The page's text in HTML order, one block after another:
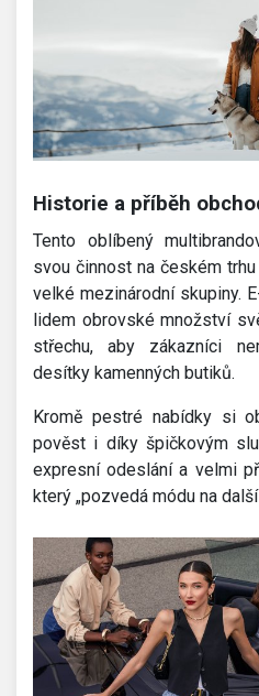
Historie a příběh
Tento oblíbený
svou činnost na českém
velké mezinárodní skupiny.
lidem obrovské množství
střechu, aby zákazníci
desítky kamenných butiků.
Kromě pestré nabídky si
pověst i díky špičkovým
expresní odeslání a velmi
který „pozvedá módu na další